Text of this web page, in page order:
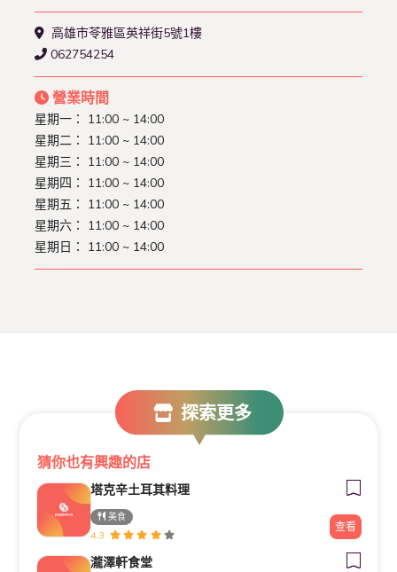
高雄市苓雅區英祥街5號1樓
062754254
營業時間
星期一： 11:00 ~ 14:00
星期二： 11:00 ~ 14:00
星期三： 11:00 ~ 14:00
星期四： 11:00 ~ 14:00
星期五： 11:00 ~ 14:00
星期六： 11:00 ~ 14:00
星期日： 11:00 ~ 14:00
探索更多
猜你也有興趣的店
塔克辛土耳其料理
美食
4.3
查看
瀧澤軒食堂